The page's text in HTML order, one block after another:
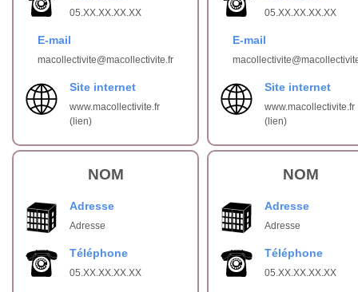
05.XX.XX.XX.XX
E-mail
macollectivite@macollectivite.fr
Site internet
www.macollectivite.fr
(lien)
NOM
Adresse
Adresse
Téléphone
05.XX.XX.XX.XX
05.XX.XX.XX.XX
E-mail
Site internet
www.macollectivite.fr
(lien)
NOM
Adresse
Adresse
Téléphone
05.XX.XX.XX.XX